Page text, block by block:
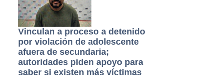
Vinculan a proceso a detenido
por violación de adolescente
afuera de secundaria;
autoridades piden apoyo para
saber si existen más víctimas